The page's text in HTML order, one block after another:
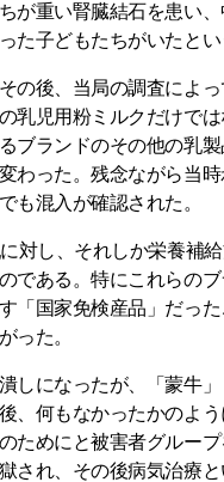
が重い腎臓結石を患い
た子どもたちがいたと
の後、当局の調査によ
乳児用粉ミルクだけで
ブランドのその他の乳
わった。残念ながら当
も混入が確認された。
対し、それしか栄養補
である。特にこれらの
「国家免検産品」だっ
った。
しになったが、「蒙牛
、何もなかったかのよ
ためにと被害者グルー
され、その後病気治療